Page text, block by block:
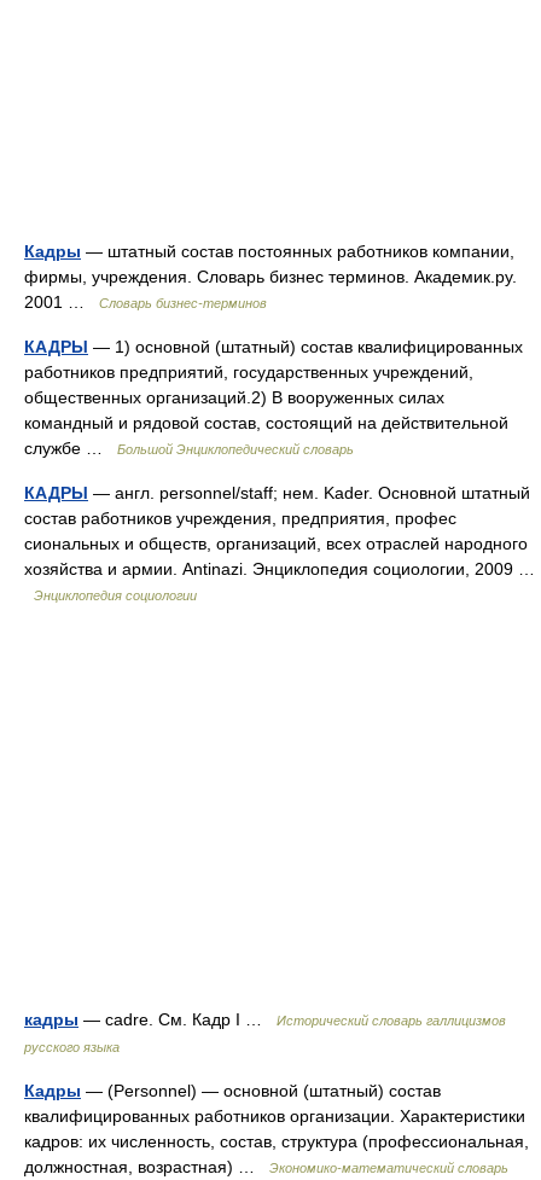
Кадры — штатный состав постоянных работников компании,
фирмы, учреждения. Словарь бизнес терминов. Академик.ру.
2001 …
Словарь бизнес-терминов
КАДРЫ — 1) основной (штатный) состав квалифицированных
работников предприятий, государственных учреждений,
общественных организаций.2) В вооруженных силах
командный и рядовой состав, состоящий на действительной
службе …
Большой Энциклопедический словарь
КАДРЫ — англ. personnel/staff; нем. Kader. Основной штатный
состав работников учреждения, предприятия, профес
сиональных и обществ, организаций, всех отраслей народного
хозяйства и армии. Antinazi. Энциклопедия социологии, 2009 …
Энциклопедия социологии
кадры — cadre. См. Кадр I …
Исторический словарь галлицизмов
русского языка
Кадры — (Personnel) — основной (штатный) состав
квалифицированных работников организации. Характеристики
кадров: их численность, состав, структура (профессиональная,
должностная, возрастная) …
Экономико-математический словарь